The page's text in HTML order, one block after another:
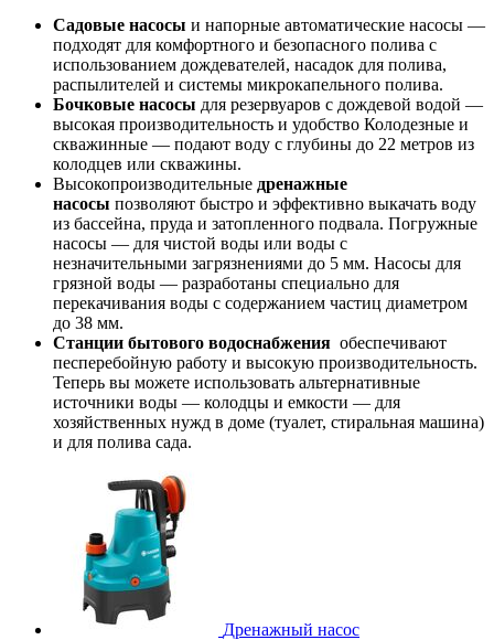
Садовые насосы и напорные автоматические насосы —
подходят для комфортного и безопасного полива с
использованием дождевателей, насадок для полива,
распылителей и системы микрокапельного полива.
Бочковые насосы для резервуаров с дождевой водой —
высокая производительность и удобство Колодезные и
скважинные — подают воду с глубины до 22 метров из
колодцев или скважины.
Высокопроизводительные дренажные
насосы позволяют быстро и эффективно выкачать воду
из бассейна, пруда и затопленного подвала. Погружные
насосы — для чистой воды или воды с
незначительными загрязнениями до 5 мм. Насосы для
грязной воды — разработаны специально для
перекачивания воды с содержанием частиц диаметром
до 38 мм.
Станции бытового водоснабжения обеспечивают
песперебойную работу и высокую производительность.
Теперь вы можете использовать альтернативные
источники воды — колодцы и емкости — для
хозяйственных нужд в доме (туалет, стиральная машина)
и для полива сада.
Дренажный насос